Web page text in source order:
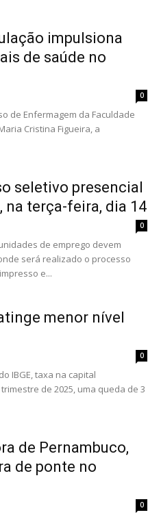
impulsiona
de saúde no
0
de Enfermagem da Faculdade
Cristina Figueira, a
seletivo presencial
na terça-feira, dia 14
0
de emprego devem
será realizado o processo
e...
menor nível
0
IBGE, taxa na capital
de 2025, uma queda de 3
de Pernambuco,
de ponte no
0